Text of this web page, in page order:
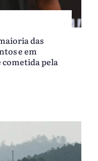
das
e em
cometida pela